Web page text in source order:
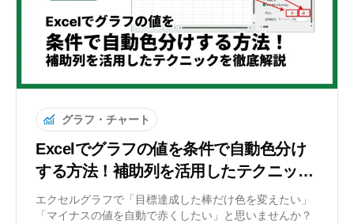
グラフ・チャート
Excelでグラフの値を条件で自動色分け
する方法！補助列を活用したテクニック
を徹底解説
エクセルグラフで「目標達成した棒だけ色を変えたい」
「マイナスの値を自動で赤くしたい」と思いませんか？